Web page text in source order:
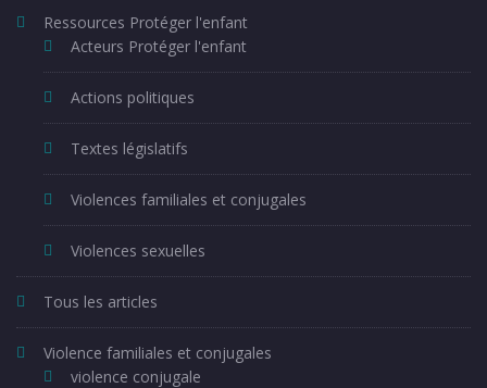
Ressources Protéger l'enfant
Acteurs Protéger l'enfant
Actions politiques
Textes législatifs
Violences familiales et conjugales
Violences sexuelles
Tous les articles
Violence familiales et conjugales
violence conjugale